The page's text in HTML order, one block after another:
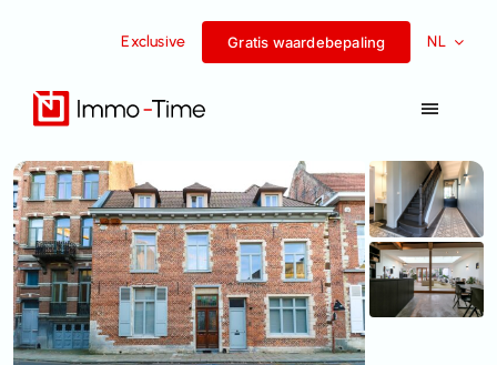
Exclusive Gratis waardebepaling NL
Te koop
Te huur